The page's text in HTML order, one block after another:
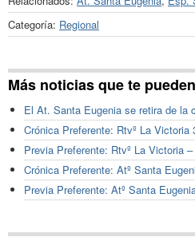
Categoría: Regional
Más noticias que te
El At. Santa Eugenia se retira de la
Crónica Preferente: Rtvº La Victoria
Previa Preferente: Rtvº La Victoria
Crónica Preferente: Atº Santa
Previa Preferente: Atº Santa